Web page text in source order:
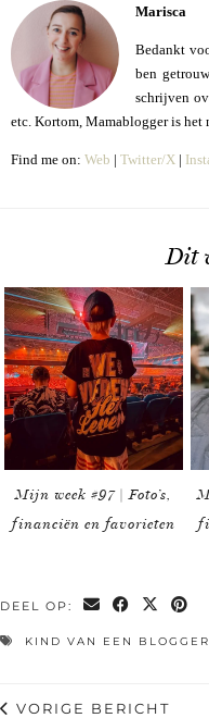
Marisca
Bedankt
ben
schrijven
etc. Kortom, Mamablogger is het
Find me on: Web | Twitter/X |
Dit
Mijn week #97 | Foto’s,
financiën en favorieten
DEEL OP:
KIND VAN EEN BLOGGER
VORIGE BERICHT